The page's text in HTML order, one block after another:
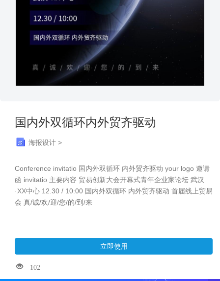
国内外双循环内外贸齐驱动
海报设计 >
Conference invitatio 国内外双循环 内外贸齐驱动 your logo 邀请
函 invitatio 主要内容 贸易创新大会开幕式青年企业家论坛 武汉
·XX中心 12.30 / 10:00 国内外双循环 内外贸齐驱动 首届线上贸易
会 真/诚/欢/迎/您/的/到/来
立即使用
102